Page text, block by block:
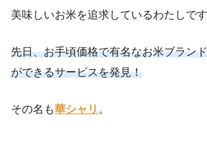
美味しいお米を追求しているわたしです
先日、お手頃価格で有名なお米ブラン
ができるサービスを発見！
その名も華シャリ 。